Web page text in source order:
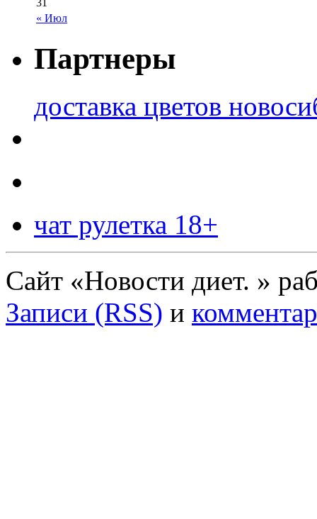
« Июл
31
Партнеры
доставка цветов
чат рулетка 18+
Сайт «Новости диет. »
Записи (RSS) и